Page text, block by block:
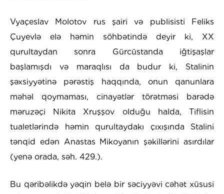
Vyaçeslav Molotov rus şairi və publisisti Feliks
Çuyevlə elə həmin söhbətində deyir ki, XX
qurultaydan sonra Gürcüstanda iğtişaşlar
başlamışdı və maraqlısı da budur ki, Stalinin
şəxsiyyətinə pərəstiş haqqında, onun qanunlara
məhəl qoymaması, cinayətlər törətməsi barədə
məruzəçi Nikita Xruşşov olduğu halda, Tiflisin
tualetlərində həmin qurultaydakı çıxışında Stalini
tənqid edən Anastas Mikoyanın şəkillərini asırdılar
(yenə orada, səh. 429.).
Bu qəribəlikdə yəqin belə bir səciyyəvi cəhət xüsusi